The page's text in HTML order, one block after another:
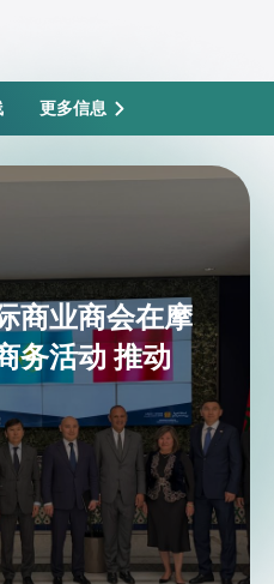
更多信息
商业商会在摩
务活动 推动